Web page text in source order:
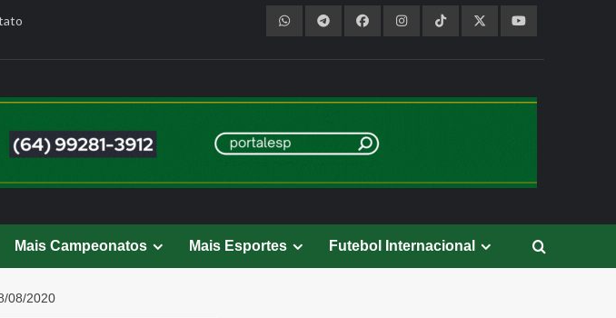
Mais Campeonatos Mais Esportes Futebol Internacional
08/2020